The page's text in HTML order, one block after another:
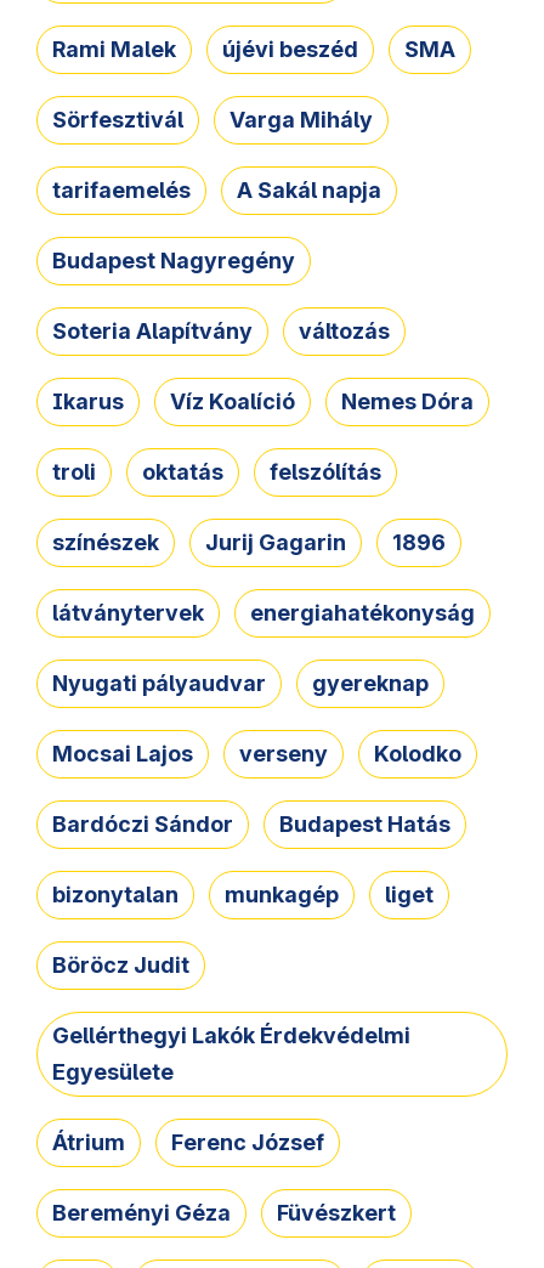
Rami Malek újévi beszéd SMA
Sörfesztivál Varga Mihály
tarifaemelés A Sakál napja
Budapest Nagyregény
Soteria Alapítvány változás
Ikarus Víz Koalíció Nemes Dóra
troli oktatás felszólítás
színészek Jurij Gagarin 1896
látványtervek energiahatékonyság
Nyugati pályaudvar gyereknap
Mocsai Lajos verseny Kolodko
Bardóczi Sándor Budapest Hatás
bizonytalan munkagép liget
Böröcz Judit
Gellérthegyi Lakók Érdekvédelmi
Egyesülete
Átrium Ferenc József
Bereményi Géza Füvészkert